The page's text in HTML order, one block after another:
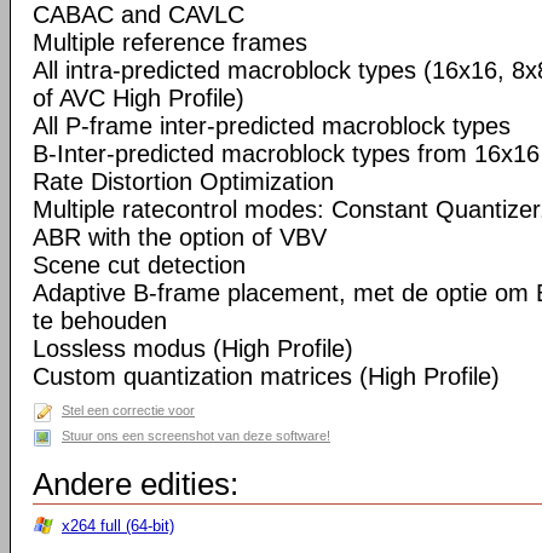
CABAC and CAVLC
Multiple reference frames
All intra-predicted macroblock types (16x16,
of AVC High Profile)
All P-frame inter-predicted macroblock types
B-Inter-predicted macroblock types from
Rate Distortion Optimization
Multiple ratecontrol modes: Constant
ABR with the option of VBV
Scene cut detection
Adaptive B-frame placement, met de optie om
te behouden
Lossless modus (High Profile)
Custom quantization matrices (High Profile)
Stel een correctie voor
Stuur ons een screenshot van deze software!
Andere edities:
x264 full (64-bit)